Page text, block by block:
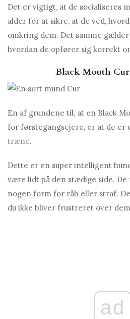
Det er vigtigt, at de socialiseres
alder for at sikre, at de ved,
omkring dem. Det samme
hvordan de opfører sig korrekt
Black Mouth
En af grundene til, at en Black
for førstegangsejere, er at de er
træne.
Dette er en super intelligent
være lidt på den stædige side.
nogen form for råb eller straf.
du ikke bliver frustreret over
ad